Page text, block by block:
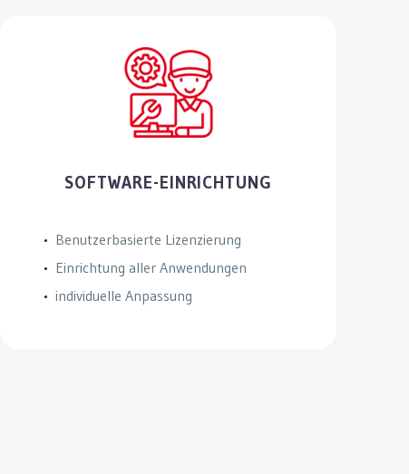
SOFTWARE-EINRICHTUNG
Benutzerbasierte Lizenzierung
Einrichtung aller Anwendungen
individuelle Anpassung